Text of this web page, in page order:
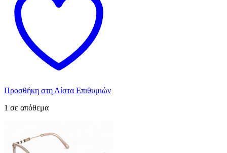
Προσθήκη στη Λίστα Επιθυμιών
1 σε απόθεμα